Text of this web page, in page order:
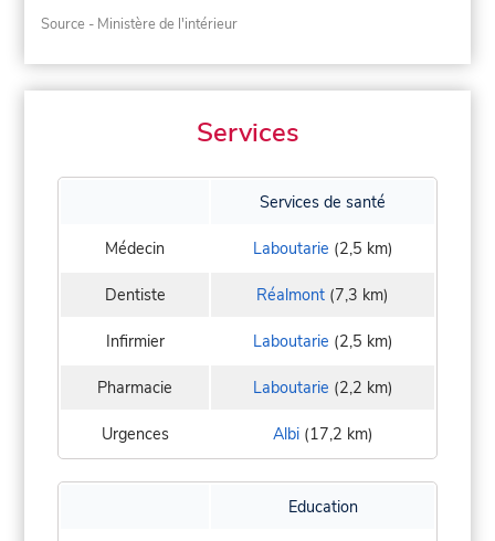
Source - Ministère de l'intérieur
Services
Services de santé
Médecin Laboutarie (2,5 km)
Dentiste Réalmont (7,3 km)
Infirmier Laboutarie (2,5 km)
Pharmacie Laboutarie (2,2 km)
Urgences Albi(17,2 km)
Education